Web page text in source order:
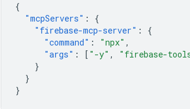
{
"mcpServers" :
{
"firebase-mcp-server" :
{
"command" : "npx" ,
"args" : [ "-y" , "firebase-
}
}
}